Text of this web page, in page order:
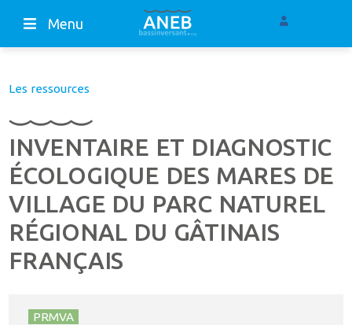
Menu
Les ressources
INVENTAIRE ET DIAGNOSTIC
ÉCOLOGIQUE DES MARES DE
VILLAGE DU PARC NATUREL
RÉGIONAL DU GÂTINAIS
FRANÇAIS
PRMVA